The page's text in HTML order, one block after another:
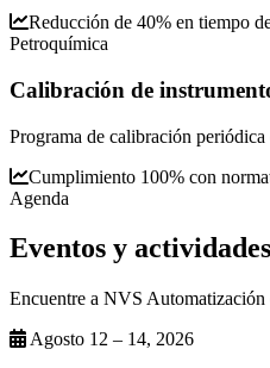
Reducción de 40% en tiempo
Petroquímica
Calibración de
Programa de calibración
Cumplimiento 100% con
Agenda
Eventos y actividades
Encuentre a NVS Automatización
Agosto 12 – 14, 2026